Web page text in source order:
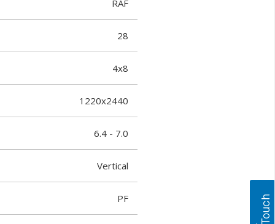
RAF
28
4x8
1220x2440
6.4 - 7.0
Vertical
PF